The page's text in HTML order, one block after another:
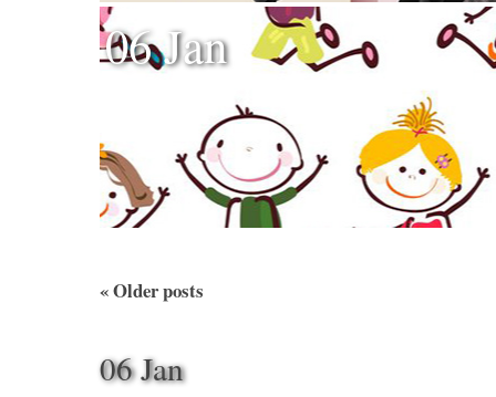
06 Jan
«Older posts
06 Jan